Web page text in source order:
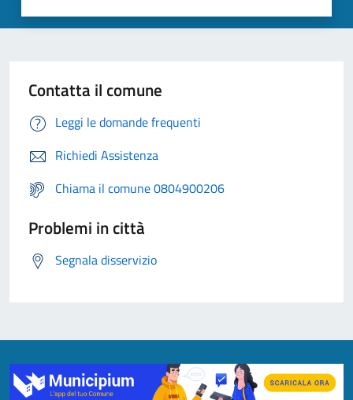
Contatta il comune
Leggi le domande frequenti
Richiedi Assistenza
Chiama il comune 0804900206
Problemi in città
Segnala disservizio